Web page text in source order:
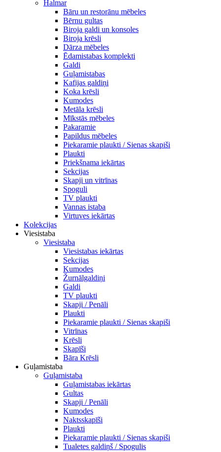
Halmar
Bāru un restorānu mēbeles
Bērnu gultas
Biroja galdi un konsoles
Biroja krēsli
Dārza mēbeles
Ēdamistabas komplekti
Galdi
Guļamistabas
Kafijas galdiņi
Koka krēsli
Kumodes
Metāla krēsli
Mīkstās mēbeles
Pakaramie
Papildus mēbeles
Piekaramie plaukti / Sienas skapiši
Plaukti
Priekšnama iekārtas
Sekcijas
Skapji un vitrīnas
Spoguli
TV plaukti
Vannas istaba
Virtuves iekārtas
Kolekcijas
Viesistaba
Viesistaba
Viesistabas iekārtas
Sekcijas
Kumodes
Žurnālgaldiņi
Galdi
TV plaukti
Skapji / Penāli
Plaukti
Piekaramie plaukti / Sienas skapiši
Vitrīnas
Krēsli
Skapīši
Bāra Krēsli
Guļamistaba
Guļamistaba
Guļamistabas iekārtas
Gultas
Skapji / Penāli
Kumodes
Naktsskapīši
Plaukti
Piekaramie plaukti / Sienas skapiši
Tualetes galdiņš / Spogulis